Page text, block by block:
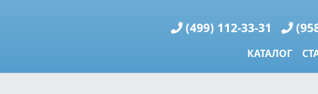
(499) 112-33-31
КАТАЛОГ